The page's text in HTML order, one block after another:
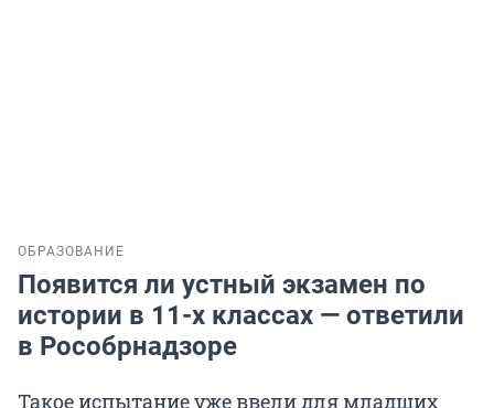
ОБРАЗОВАНИЕ
Появится ли устный экзамен по
истории в 11-х классах — ответили
в Рособрнадзоре
Такое испытание уже ввели для младших